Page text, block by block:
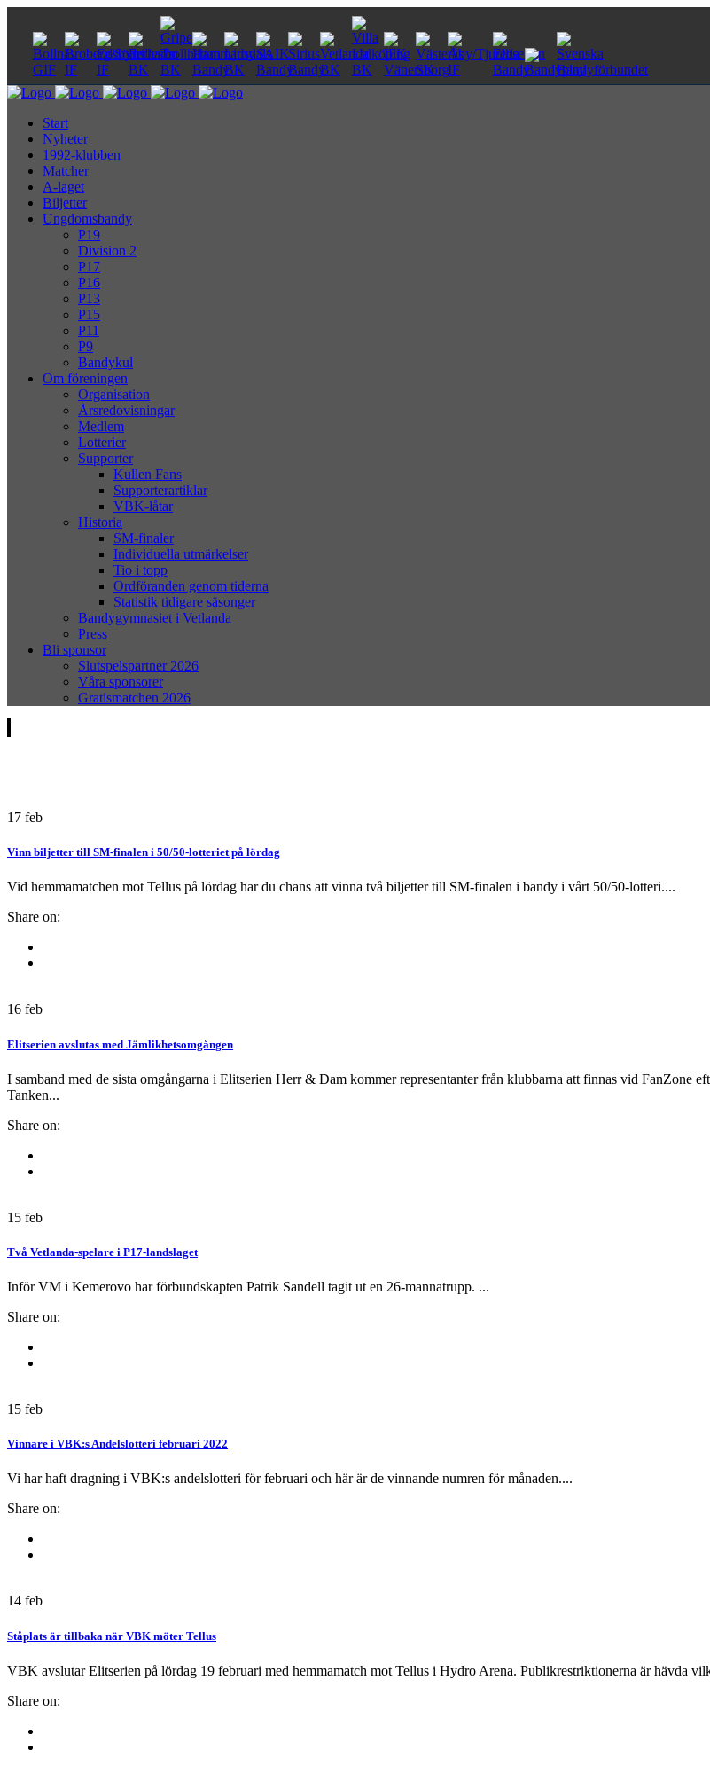
Start
Nyheter
1992-klubben
Matcher
A-laget
Biljetter
Ungdomsbandy
P19
Division 2
P17
P16
P13
P15
P11
P9
Bandykul
Om föreningen
Organisation
Årsredovisningar
Medlem
Lotterier
Supporter
Kullen Fans
Supporterartiklar
VBK-låtar
Historia
SM-finaler
Individuella utmärkelser
Tio i topp
Ordföranden genom tiderna
Statistik tidigare säsonger
Bandygymnasiet i Vetlanda
Press
Bli sponsor
Slutspelspartner 2026
Våra sponsorer
Gratismatchen 2026
17 feb
Vinn biljetter till SM-finalen i 50/50-lotteriet på lördag
Vid hemmamatchen mot Tellus på lördag har du chans att vinna två biljetter till SM-finalen i bandy i vårt 50/50-lotteri....
Share on:
16 feb
Elitserien avslutas med Jämlikhetsomgången
I samband med de sista omgångarna i Elitserien Herr & Dam kommer representanter från klubbarna att finnas vid FanZone
Tanken...
Share on:
15 feb
Två Vetlanda-spelare i P17-landslaget
Inför VM i Kemerovo har förbundskapten Patrik Sandell tagit ut en 26-mannatrupp. ...
Share on:
15 feb
Vinnare i VBK:s Andelslotteri februari 2022
Vi har haft dragning i VBK:s andelslotteri för februari och här är de vinnande numren för månaden....
Share on:
14 feb
Ståplats är tillbaka när VBK möter Tellus
VBK avslutar Elitserien på lördag 19 februari med hemmamatch mot Tellus i Hydro Arena. Publikrestriktionerna är hävda
Share on: